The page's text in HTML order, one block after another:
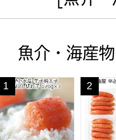
魚介・海産
博多まるきた水産 辛子明太子
1
位
博多千
2
位